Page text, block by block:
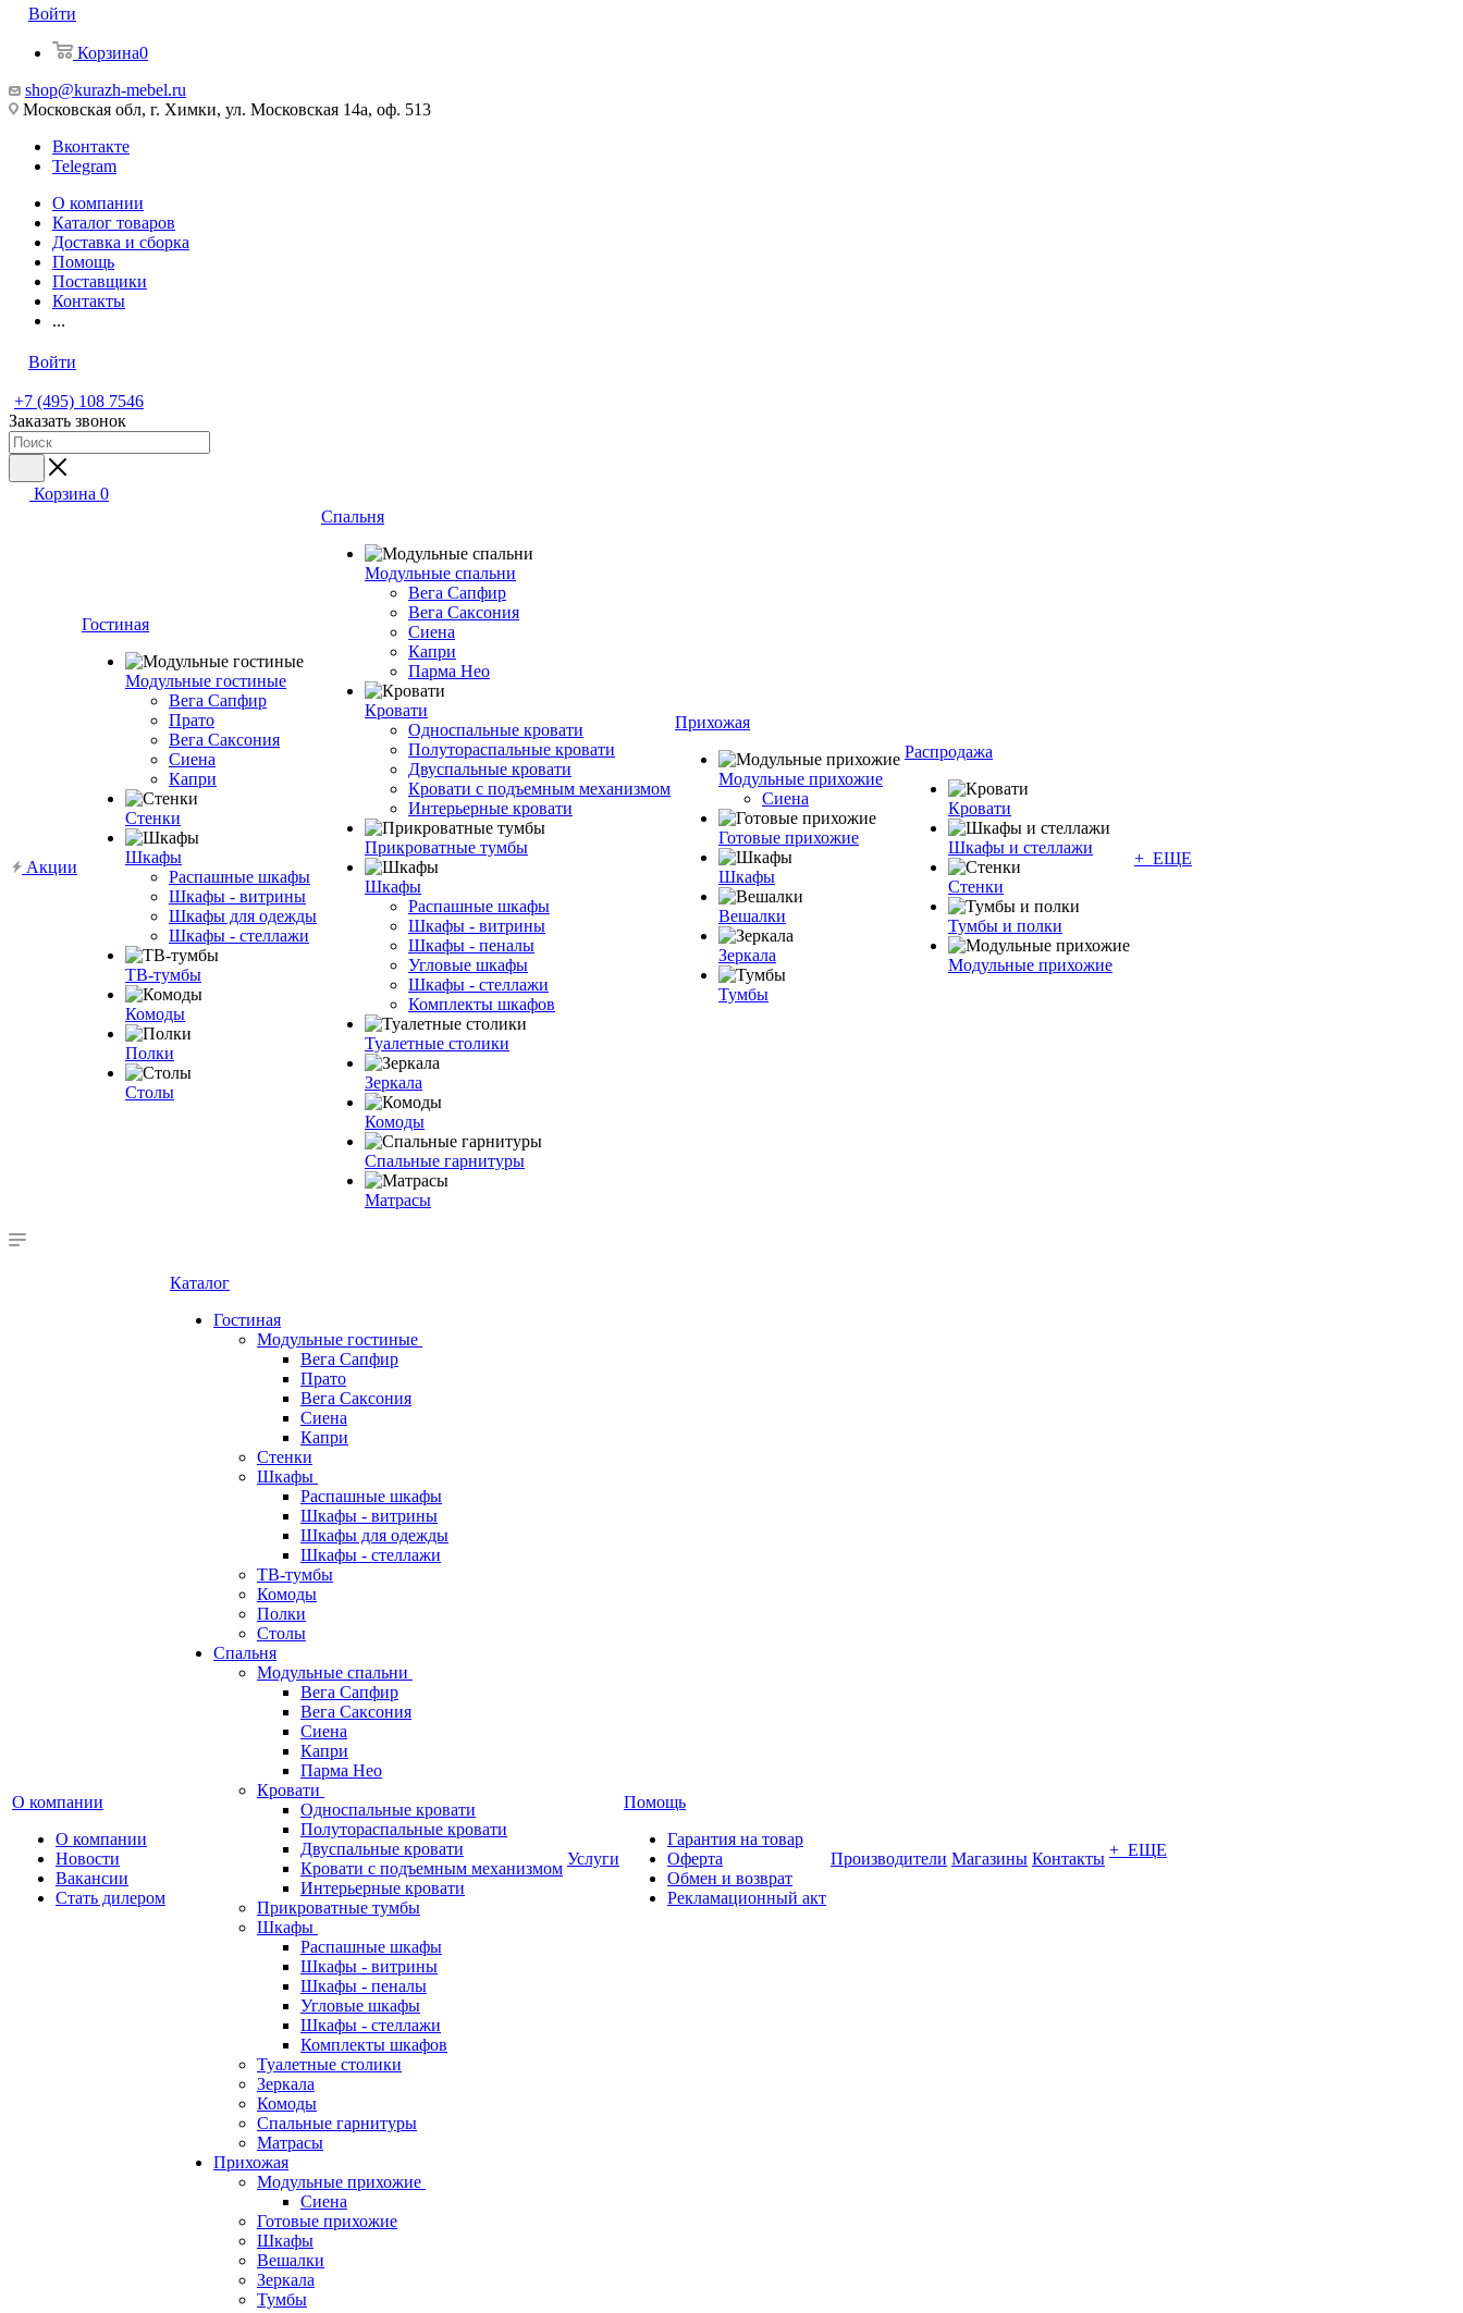
Войти
Корзина0
shop@kurazh-mebel.ru
Московская обл, г. Химки, ул. Московская 14а, оф. 513
Вконтакте
Telegram
О компании
Каталог товаров
Доставка и сборка
Помощь
Поставщики
Контакты
...
Войти
+7 (495) 108 7546
Заказать звонок
Корзина 0
Акции
Гостиная
Модульные гостиные
Вега Сапфир
Прато
Вега Саксония
Сиена
Капри
Стенки
Шкафы
Распашные шкафы
Шкафы - витрины
Шкафы для одежды
Шкафы - стеллажи
ТВ-тумбы
Комоды
Полки
Столы
Спальня
Модульные спальни
Вега Сапфир
Вега Саксония
Сиена
Капри
Парма Нео
Кровати
Односпальные кровати
Полутораспальные кровати
Двуспальные кровати
Кровати с подъемным механизмом
Интерьерные кровати
Прикроватные тумбы
Шкафы
Распашные шкафы
Шкафы - витрины
Шкафы - пеналы
Угловые шкафы
Шкафы - стеллажи
Комплекты шкафов
Туалетные столики
Зеркала
Комоды
Спальные гарнитуры
Матрасы
Прихожая
Модульные прихожие
Сиена
Готовые прихожие
Шкафы
Вешалки
Зеркала
Тумбы
Распродажа
Кровати
Шкафы и стеллажи
Стенки
Тумбы и полки
Модульные прихожие
+ ЕЩЕ
О компании
О компании
Новости
Вакансии
Стать дилером
Каталог
Гостиная
Модульные гостиные
Вега Сапфир
Прато
Вега Саксония
Сиена
Капри
Стенки
Шкафы
Распашные шкафы
Шкафы - витрины
Шкафы для одежды
Шкафы - стеллажи
ТВ-тумбы
Комоды
Полки
Столы
Спальня
Модульные спальни
Вега Сапфир
Вега Саксония
Сиена
Капри
Парма Нео
Кровати
Односпальные кровати
Полутораспальные кровати
Двуспальные кровати
Кровати с подъемным механизмом
Интерьерные кровати
Прикроватные тумбы
Шкафы
Распашные шкафы
Шкафы - витрины
Шкафы - пеналы
Угловые шкафы
Шкафы - стеллажи
Комплекты шкафов
Туалетные столики
Зеркала
Комоды
Спальные гарнитуры
Матрасы
Прихожая
Модульные прихожие
Сиена
Готовые прихожие
Шкафы
Вешалки
Зеркала
Тумбы
Услуги
Помощь
Гарантия на товар
Оферта
Обмен и возврат
Рекламационный акт
Производители Магазины Контакты + ЕЩЕ